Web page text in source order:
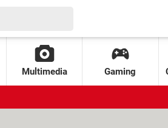
Multimedia Gaming